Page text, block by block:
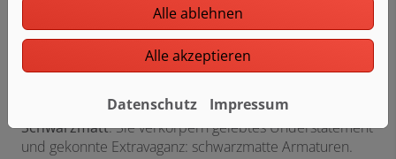
. Sie perfektionieren das zeitlose
Erscheinungsbild eines jeden Bads und fügen sich
nahtlos in alle Designs ein: verchromte Armaturen. Sie
wirken dabei besonders edel und transportieren die
Faszination des Purismus eindrucksvoll.
Schwarzmatt. Sie verkörpern gelebtes Understatement
und gekonnte Extravaganz: schwarzmatte Armaturen.
Alle ablehnen
Alle akzeptieren
Datenschutz Impressum